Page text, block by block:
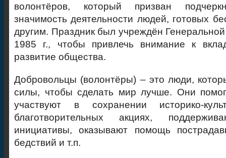
волонтёров, который призван
значимость деятельности людей, готовых
другим. Праздник был учреждён
1985 г., чтобы привлечь внимание к
развитие общества.
Добровольцы (волонтёры) – это люди,
силы, чтобы сделать мир лучше. Они
участвуют в сохранении историко-
благотворительных акциях,
инициативы, оказывают помощь
бедствий и т.п.